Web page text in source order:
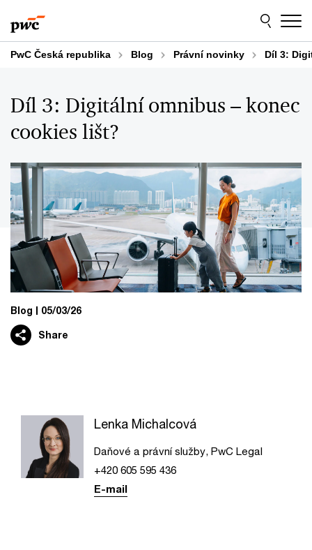
to
content
to
footer
PwC Česká republika Blog Právní novinky Díl 3:
Díl 3: Digitální omnibus – konec
cookies lišt?
Blog 05/03/26
Share
Lenka Michalcová
Daňové a právní služby, PwC Legal
+420 605 595 436
E-mail